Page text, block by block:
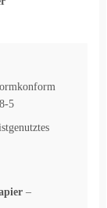
5
–